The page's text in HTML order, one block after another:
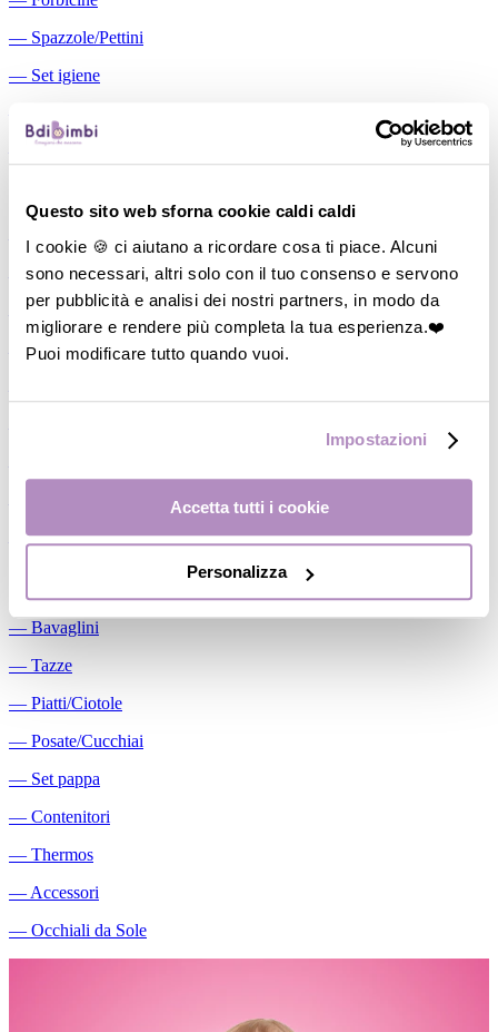
Questo sito web sforna cookie caldi caldi
I cookie 🍪 ci aiutano a ricordare cosa ti piace. Alcuni
sono necessari, altri solo con il tuo consenso e servono
per pubblicità e analisi dei nostri partners, in modo da
migliorare e rendere più completa la tua esperienza.❤️
Puoi modificare tutto quando vuoi.
Impostazioni
Accetta tutti i cookie
Personalizza
― Spazzole/Pettini
― Set igiene
Aspiratori nasali manuali
―
Cuscini allattamento
―Biberon
―
Tettarelle
―Succhietti
Conservalatte Materno
―Massaggiagengive
― Bavaglini
― Tazze
― Piatti/Ciotole
― Posate/Cucchiai
― Set pappa
― Contenitori
― Thermos
― Accessori
― Occhiali da Sole